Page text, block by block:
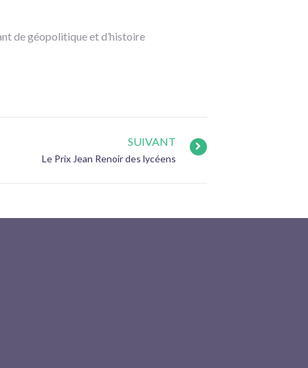
de géopolitique et d’histoire
SUIVANT
Le Prix Jean Renoir des lycéens